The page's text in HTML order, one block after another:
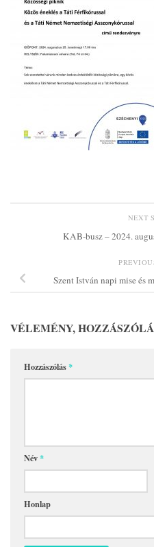
NEXT
KAB-busz – 2024.
Szent István napi mise és
VÉLEMÉNY,
Hozzászólás*
Név*
Honlap